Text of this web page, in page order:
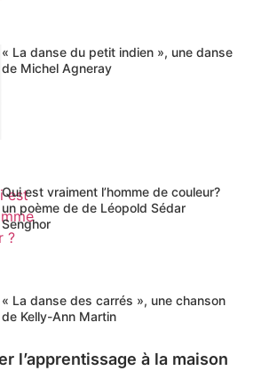
« La danse du petit indien », une danse
de Michel Agneray
Qui est vraiment l’homme de couleur?
un poème de de Léopold Sédar
Senghor
« La danse des carrés », une chanson
de Kelly-Ann Martin
l’apprentissage à la maison